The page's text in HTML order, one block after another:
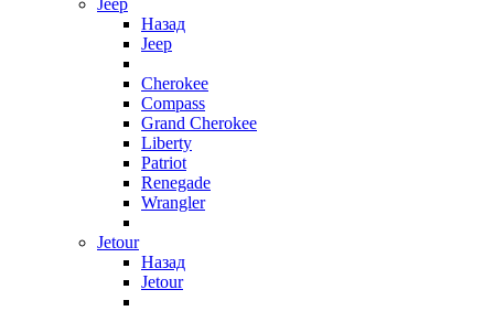
Jeep
Назад
Jeep
Cherokee
Compass
Grand Cherokee
Liberty
Patriot
Renegade
Wrangler
Jetour
Назад
Jetour